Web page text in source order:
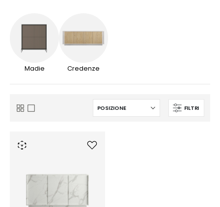
Madie Credenze
Mostra
FILTRI